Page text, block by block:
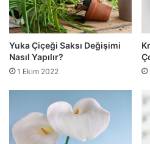
Yuka Çiçeği Saksı Değişimi
Nasıl Yapılır?
1 Ekim 2022